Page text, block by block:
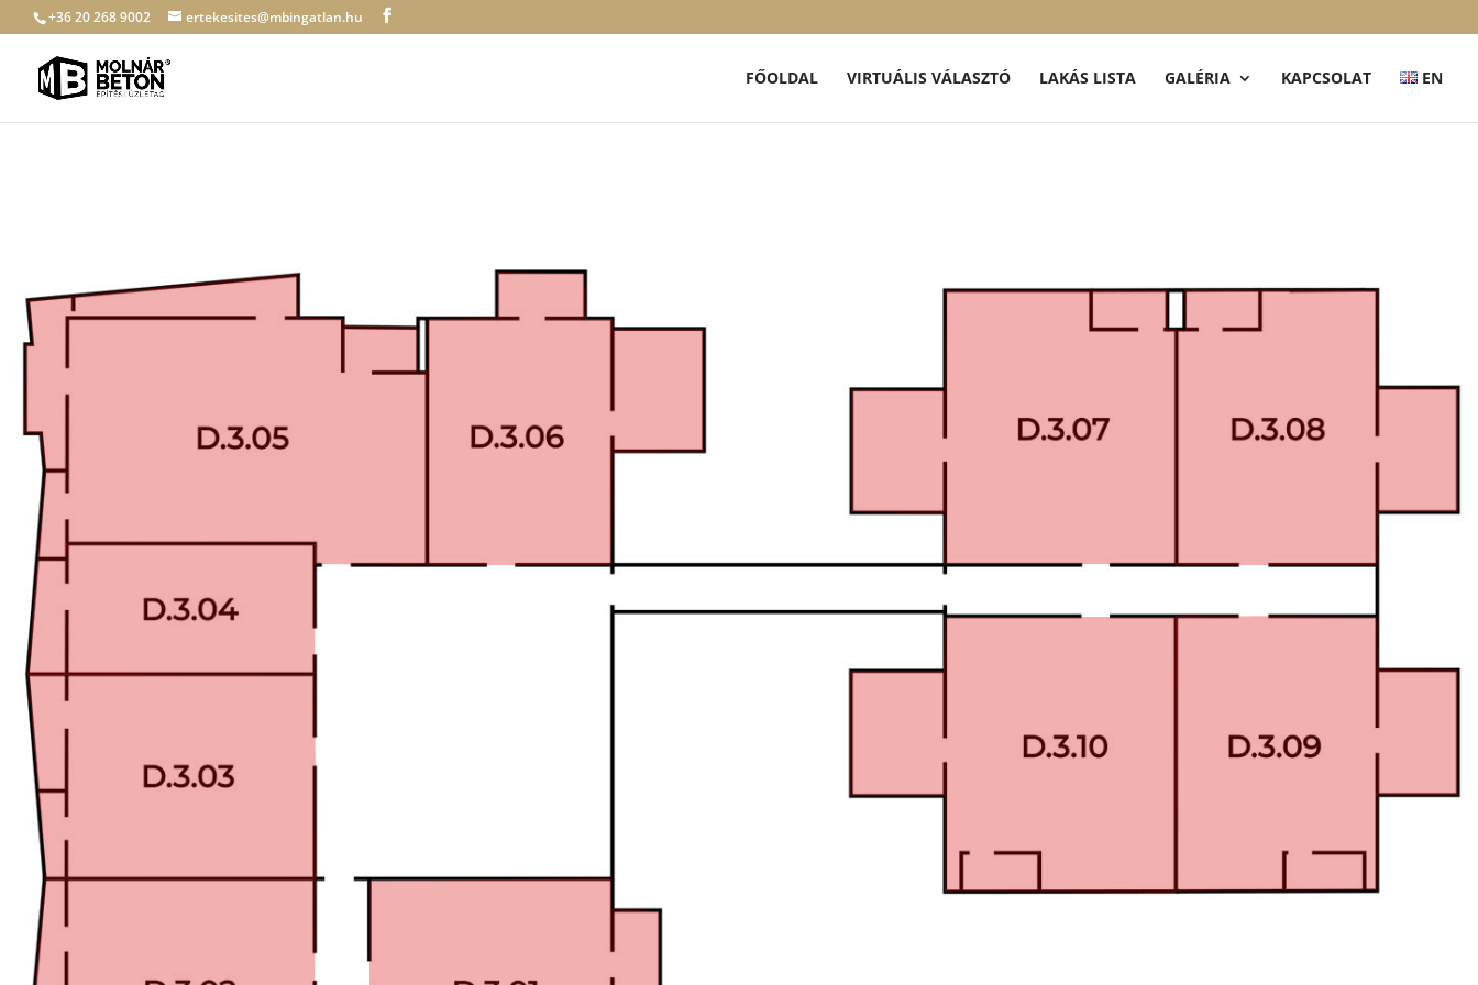
+36 20 268 9002 ertekesites@mbingatlan.hu
FŐOLDAL VIRTUÁLIS VÁLASZTÓ LAKÁS LISTA GALÉRIA KAPCSOLAT EN